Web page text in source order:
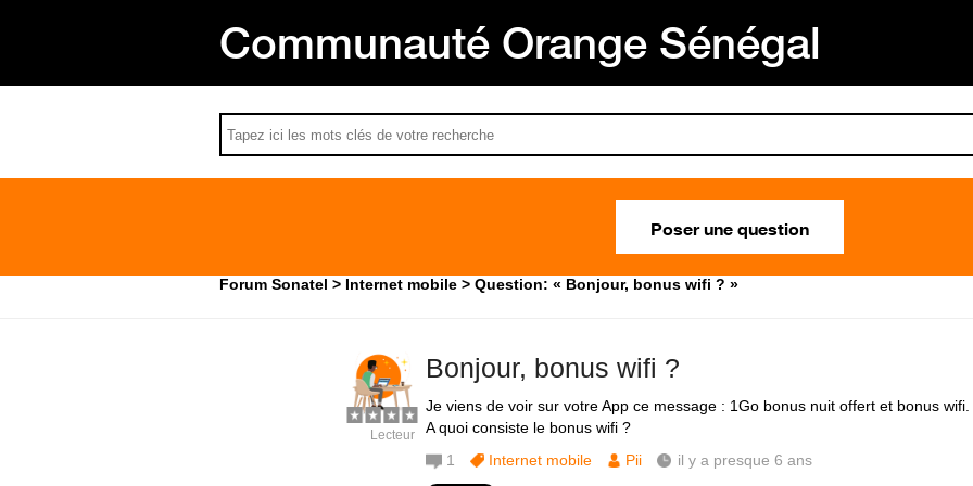
Communauté Orange Sénégal
Poser une question
Forum Sonatel Internet mobile Question: « Bonjour, bonus wifi ? »
Bonjour, bonus wifi ?
Je viens de voir sur votre App ce message : 1Go bonus nuit offert et bonus wifi.
A quoi consiste le bonus wifi ?
Lecteur
1 Internet mobile Pii il y a presque 6 ans